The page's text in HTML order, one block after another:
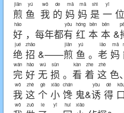
煎
jiān
鱼
yú
我
wǒ
的
de
妈
mā
妈
mā
是
shì
一
yī
位
好
hǎo
，每年都有
yǒu
红
hóng
本
běn
本
běn
&
绝
jué
招
zhāo
&——煎
jiān
鱼
yú
。 老
lǎo
妈
mā
完
wán
好
hǎo
无
wú
损
sǔn
。 看
kàn
着
zhe
这
zhè
色、
我
wǒ
这
zhè
个
gè
小
xiǎo
馋
chán
鬼&诱
yòu
得
dé
口
kǒu
wǒ zuò le yī huí xiǎo